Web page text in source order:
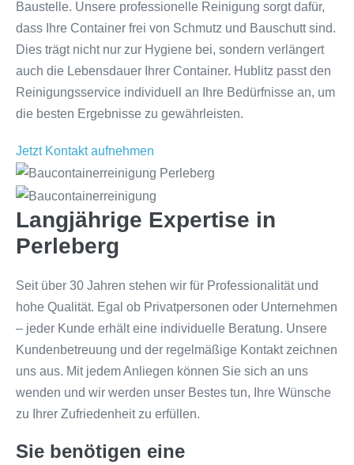
Baustelle. Unsere professionelle Reinigung sorgt dafür,
dass Ihre Container frei von Schmutz und Bauschutt sind.
Dies trägt nicht nur zur Hygiene bei, sondern verlängert
auch die Lebensdauer Ihrer Container. Hublitz passt den
Reinigungsservice individuell an Ihre Bedürfnisse an, um
die besten Ergebnisse zu gewährleisten.
Jetzt Kontakt aufnehmen
Langjährige Expertise in
Perleberg
Seit über 30 Jahren stehen wir für Professionalität und
hohe Qualität. Egal ob Privatpersonen oder Unternehmen
– jeder Kunde erhält eine individuelle Beratung. Unsere
Kundenbetreuung und der regelmäßige Kontakt zeichnen
uns aus. Mit jedem Anliegen können Sie sich an uns
wenden und wir werden unser Bestes tun, Ihre Wünsche
zu Ihrer Zufriedenheit zu erfüllen.
Sie benötigen eine